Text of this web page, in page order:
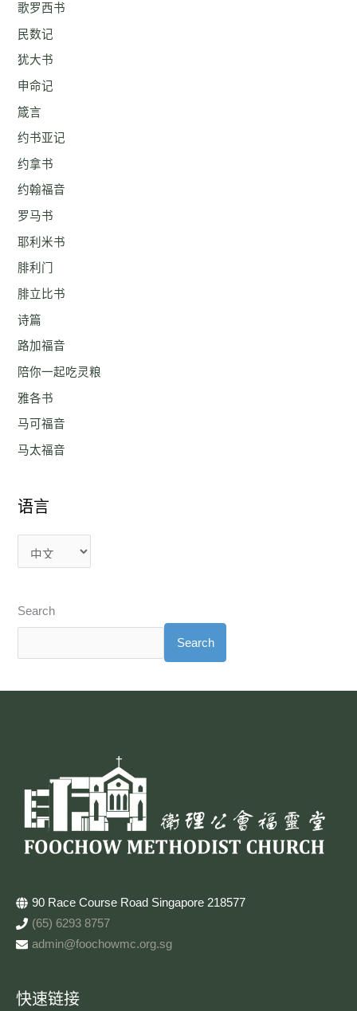
歌罗西书
民数记
犹大书
申命记
箴言
约书亚记
约拿书
约翰福音
罗马书
耶利米书
腓利门
腓立比书
诗篇
路加福音
陪你一起吃灵粮
雅各书
马可福音
马太福音
语言
Search
Search
90 Race Course Road Singapore 218577
(65) 6293 8757
admin@foochowmc.org.sg
快速链接